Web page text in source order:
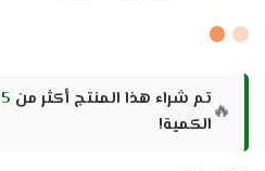
🔥تم شراء هذا المنتج أكثر من 5
الكمية!